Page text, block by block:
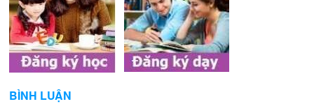
BÌNH LUẬN